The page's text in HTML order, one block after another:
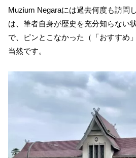
Muzium Negaraには過去何度も訪問
は、筆者自身が歴史を充分知らない
で、ピンとこなかった（「おすすめ
当然です。